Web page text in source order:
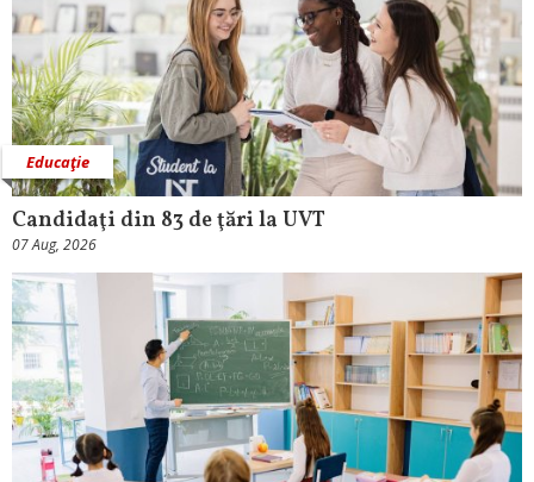
Educaţie
Candidaţi din 83 de ţări la UVT
07 Aug, 2026